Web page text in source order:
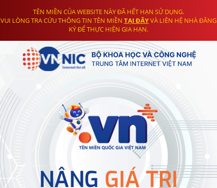
TÊN MIỀN CỦA WEBSITE NÀY ĐÃ HẾT HẠN SỬ DỤNG.
VUI LÒNG TRA CỨU THÔNG TIN TÊN MIỀN TẠI ĐÂYVÀ LIÊN HỆ NHÀ ĐĂNG
KÝ ĐỂ THỰC HIỆN GIA HẠN.
NÂNG GIÁ TRỊ